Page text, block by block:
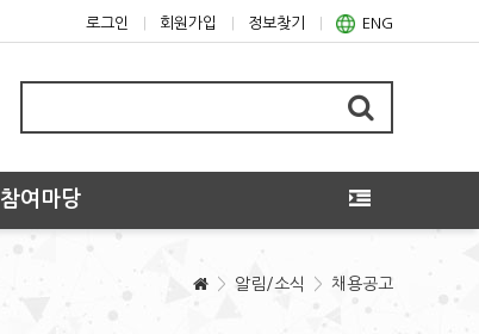
로그인 회원가입 정보찾기 ENG
참여마당
알림/소식 채용공고